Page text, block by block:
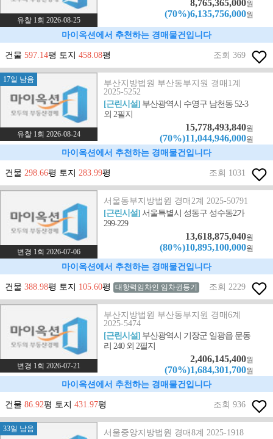
유찰 1회 2026-08-25
8,765,365,000원
(70%)6,135,756,000원
마이옥션에서 추천하는 경매물건입니다
건물 597.14평 토지 458.08평 조회 369
17일 남음
유찰 1회 2026-08-24
부산지방법원 부산동부지원 경매1계
2025-5252
[근린시설] 부산광역시 수영구 남천동 52-3
외 2필지
15,778,493,840원
(70%)11,044,946,000원
마이옥션에서 추천하는 경매물건입니다
건물 298.66평 토지 283.99평 조회 1031
변경 1회 2026-07-06
서울동부지방법원 경매2계 2025-50791
[근린시설]서울특별시 성동구 성수동2가
299-229
13,618,875,040원
(80%)10,895,100,000원
마이옥션에서 추천하는 경매물건입니다
건물 388.98평 토지 105.60평 대항력임차인 임차권등기 조회 2229
변경 1회 2026-07-21
부산지방법원 부산동부지원 경매6계
2025-5474
[근린시설] 부산광역시 기장군 일광읍 문동
리 240 외 2필지
2,406,145,400원
(70%)1,684,301,700원
마이옥션에서 추천하는 경매물건입니다
건물 86.92평 토지 431.97평 조회 936
33일 남음
서울중앙지방법원 경매8계 2025-1918